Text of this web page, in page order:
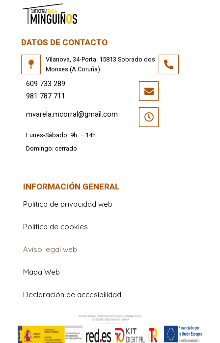
DATOS DE CONTACTO
Vilanova, 34-Porta. 15813 Sobrado dos
Monxes (A Coruña)
609 733 289
981 787 711
mvarela.mcorral@gmail.com
Lunes-Sábado: 9h – 14h
Domingo: cerrado
INFORMACIÓN GENERAL
Política de privacidad web
Política de cookies
Aviso legal web
Mapa Web
Declaración de accesibilidad